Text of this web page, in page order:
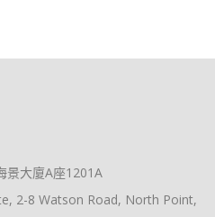
景大廈A座1201A
2-8 Watson Road, North Point,